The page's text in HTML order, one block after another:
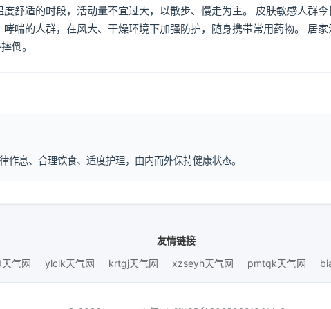
舒适的时段，活动量不宜过大，以散步、慢走为主。 皮肤敏感人群今
喘的人群，在风大、干燥环境下加强防护，随身携带常用药物。 居家
倒。
息、合理饮食、适度护理，由内而外保持健康状态。
友情链接
气网
ylclk天气网 krtgj天气网 xzseyh天气网 pmtqk天气网